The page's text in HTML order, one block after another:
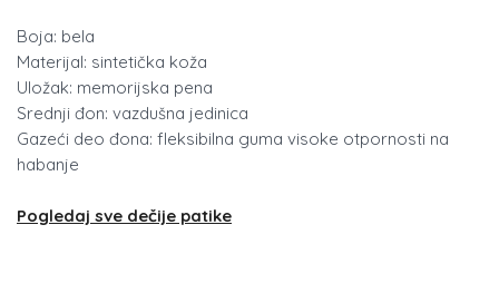
Boja: bela
Materijal: sintetička koža
Uložak: memorijska pena
Srednji đon: vazdušna jedinica
Gazeći deo đona: fleksibilna guma visoke otpornosti na
habanje
Pogledaj sve dečije patike